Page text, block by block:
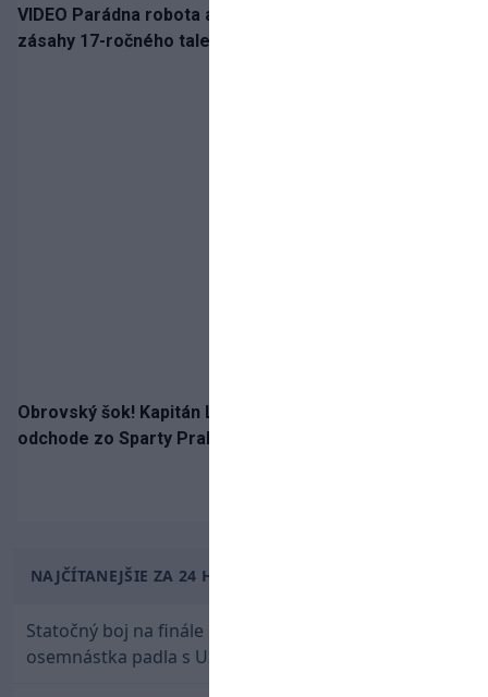
VIDEO Parádna robota a gól v oslabení! Pozrite si oba
zásahy 17-ročného talentu Rychlíka proti USA
Obrovský šok! Kapitán Lukáš Haraslín je údajne na
odchode zo Sparty Praha
NAJČÍTANEJŠIE ZA 24 HODÍN
Statočný boj na finále nestačil: Slovenská
osemnástka padla s USA a zabojuje o bronz